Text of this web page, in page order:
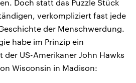
Doch statt das Puzzle Stück
verkompliziert fast jede
der Menschwerdung.
habe im Prinzip ein
US-Amerikaner John Hawks
Wisconsin in Madison: